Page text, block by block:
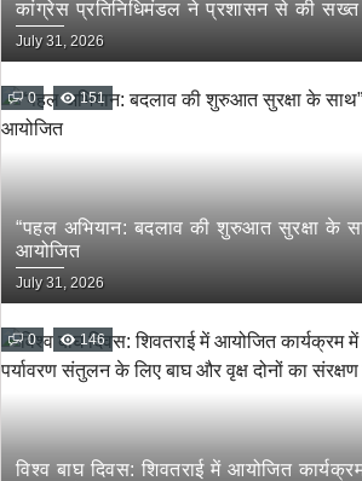
कांग्रेस प्रतिनिधिमंडल ने प्रशासन से की सख्त
मांग
July 31, 2026
0 151
“पहल अभियान: बदलाव की शुरुआत सुरक्षा के
आयोजित
July 31, 2026
0 146
विश्व बाघ दिवस: शिवतराई में आयोजित